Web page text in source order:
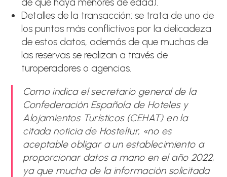
Detalles de la transacción: se trata de uno de
los puntos más conflictivos por la delicadeza
de estos datos, además de que muchas de
las reservas se realizan a través de
turoperadores o agencias.
Como indica el secretario general de la
Confederación Española de Hoteles y
Alojamientos Turísticos (CEHAT) en la
citada noticia de Hosteltur, «no es
aceptable obligar a un establecimiento a
proporcionar datos a mano en el año 2022,
ya que mucha de la información solicitada